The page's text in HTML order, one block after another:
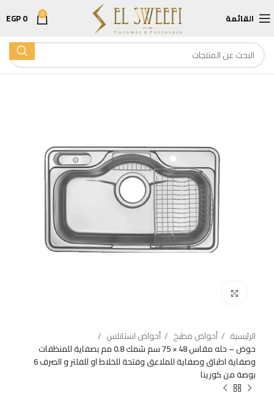
القائمة 0
EGP0
الرئيسية أحواض مطبخ
أحواض استانلس
حوض – حله مقاس 48 × 75 سم سُمك 0.8 مم بصفاية للمنظفات
وصفاية اطباق وصفاية للملاعق وفتحة للخلاط او للفلتر و الصرف 6
بوصة من كورينا